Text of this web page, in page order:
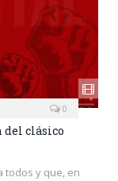
0
del clásico
todos y que, en